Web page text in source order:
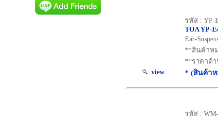
view
รหัส : YP-
TOA YP-
Ear-
**สินค้าห
**ราคาด้
* (สินค้า
รหัส :